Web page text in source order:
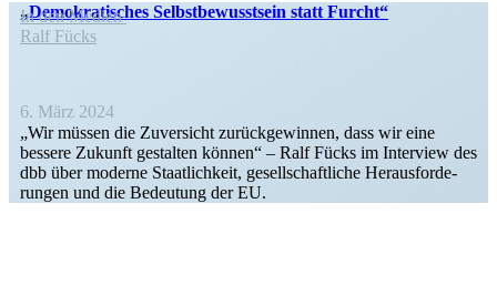
„Demokra­ti­sches Selbst­be­wusstsein statt Furcht“
In den Medien
Ralf Fücks
6. März 2024
„Wir müssen die Zuver­sicht zurück­ge­winnen, dass wir eine
bessere Zukunft gestalten können“ – Ralf Fücks im Interview des
dbb über moderne Staat­lichkeit, gesell­schaft­liche Heraus­for­de­
rungen und die Bedeutung der EU.